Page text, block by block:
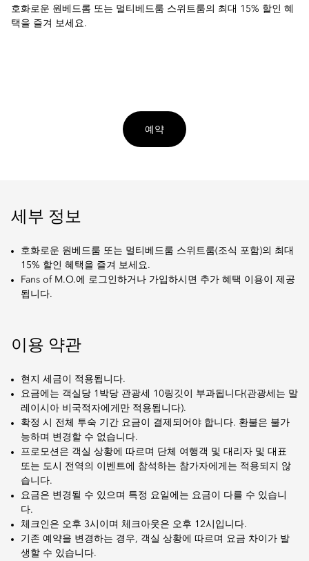
호화로운 원베드롬 또는 멀티베드룸 스위트룸의 최대 15% 할인 혜
택을 즐겨 보세요.
예약
세부 정보
호화로운 원베드룸 또는 멀티베드룸 스위트룸(조식 포함)의 최대
15% 할인 혜택을 즐겨 보세요.
Fans of M.O.에 로그인하거나 가입하시면 추가 혜택 이용이 제공
됩니다.
이용 약관
현지 세금이 적용됩니다.
요금에는 객실당 1박당 관광세 10링깃이 부과됩니다(관광세는 말
레이시아 비국적자에게만 적용됩니다).
확정 시 전체 투숙 기간 요금이 결제되어야 합니다. 환불은 불가
능하며 변경할 수 없습니다.
프로모션은 객실 상황에 따르며 단체 여행객 및 대리자 및 대표
또는 도시 전역의 이벤트에 참석하는 참가자에게는 적용되지 않
습니다.
요금은 변경될 수 있으며 특정 요일에는 요금이 다를 수 있습니
다.
체크인은 오후 3시이며 체크아웃은 오후 12시입니다.
기존 예약을 변경하는 경우, 객실 상황에 따르며 요금 차이가 발
생할 수 있습니다.